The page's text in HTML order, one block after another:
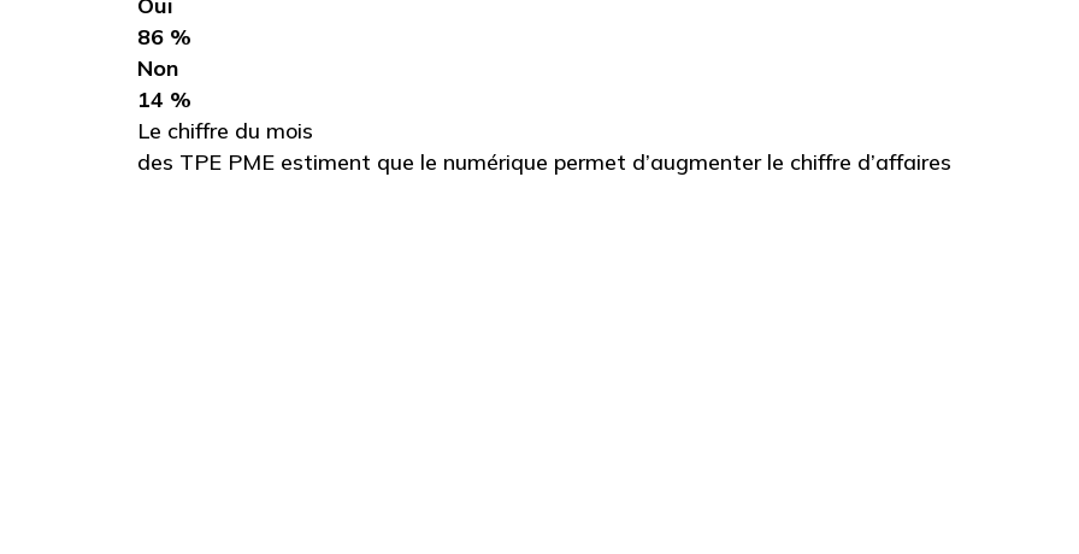
86 %
Non
14 %
Le chiffre du mois
des TPE PME estiment que le numérique permet d’augmenter le chiffre d’affaires